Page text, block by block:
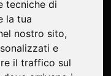
tecniche di
la tua
nostro sito,
e
il traffico sul